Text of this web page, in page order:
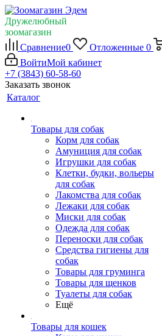
Дружелюбный
зоомагазин
Сравнение0 Отложенные 0
ВойтиМой кабинет
+7 (3843) 60-58-60
Заказать звонок
Каталог
Товары для собак
Корм для собак
Амуниция для собак
Игрушки для собак
Клетки, будки, вольеры
для собак
Лакомства для собак
Лежаки для собак
Миски для собак
Одежда для собак
Переноски для собак
Средства гигиены для
собак
Товары для груминга
Товары для щенков
Туалеты для собак
Ещё
Товары для кошек